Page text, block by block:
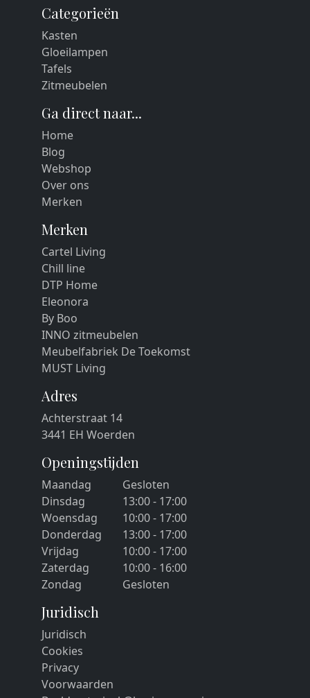
Categorieën
Kasten
Gloeilampen
Tafels
Zitmeubelen
Ga direct naar...
Home
Blog
Webshop
Over ons
Merken
Merken
Cartel Living
Chill line
DTP Home
Eleonora
By Boo
INNO zitmeubelen
Meubelfabriek De Toekomst
MUST Living
Adres
Achterstraat 14
3441 EH Woerden
Openingstijden
Maandag
Gesloten
Dinsdag
13:00 - 17:00
Woensdag
10:00 - 17:00
Donderdag
13:00 - 17:00
Vrijdag
10:00 - 17:00
Zaterdag
10:00 - 16:00
Zondag
Gesloten
Juridisch
Juridisch
Cookies
Privacy
Voorwaarden